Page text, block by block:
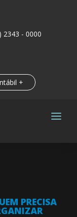
2343 - 0000
+
PRECISA